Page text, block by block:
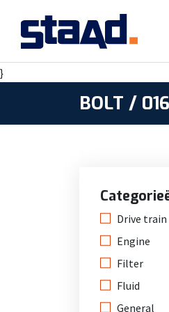
}
BOLT /
Drive train
Engine
Filter
Fluid
General